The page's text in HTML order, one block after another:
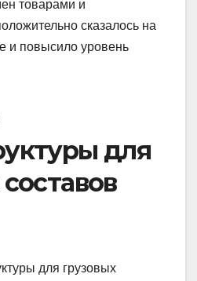
товарами и
сказалось на
и повысило уровень
для
для грузовых